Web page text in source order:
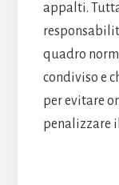
appalti.
quadro
condiviso e
per evitare
penalizzare